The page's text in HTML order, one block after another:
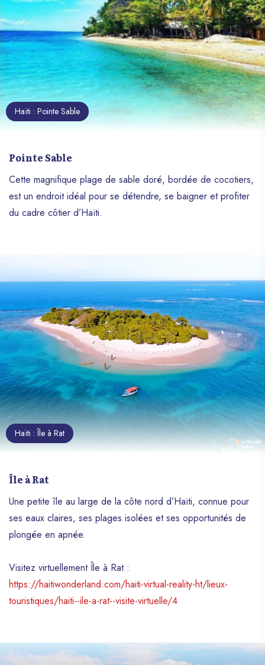
Haïti : Pointe Sable
Pointe Sable
Cette magnifique plage de sable doré, bordée de cocotiers,
est un endroit idéal pour se détendre, se baigner et profiter
du cadre côtier d’Haïti.
Haïti : Île à Rat
Île à Rat
Une petite île au large de la côte nord d’Haïti, connue pour
ses eaux claires, ses plages isolées et ses opportunités de
plongée en apnée.
Visitez virtuellement Île à Rat :
https://haitiwonderland.com/haiti-virtual-reality-ht/lieux-
touristiques/haiti--ile-a-rat--visite-virtuelle/4